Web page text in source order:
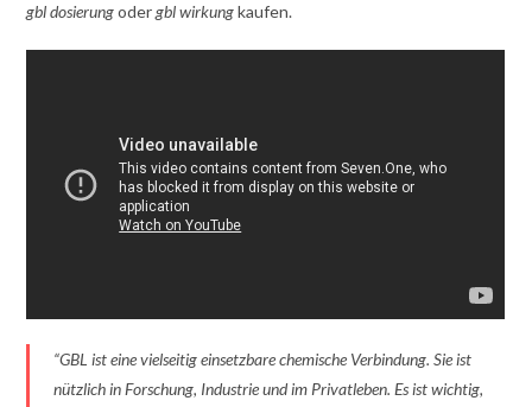
gbl dosierungodergbl wirkungkaufen.
“GBL ist eine vielseitig einsetzbare chemische Verbindung. Sie ist
nützlich in Forschung, Industrie und im Privatleben. Es ist wichtig,